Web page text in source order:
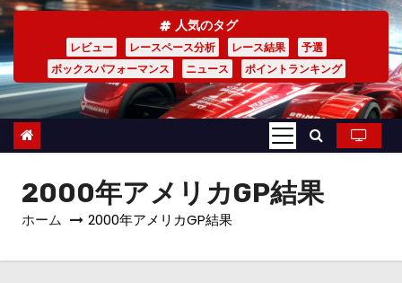
ッ
プ
人気のタグ
レビュー レースペース分析 レース結果
予選
ボックスパフォーマンス
ニュース ポイントランキング
2000年アメリカGP結果
ホーム 2000年アメリカGP結果